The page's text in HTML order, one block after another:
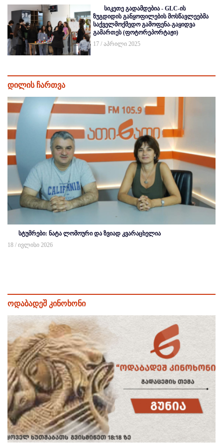
სიკეთე გადამდებია - GLC-ის
ზუგდიდის განყოფილების მოსწავლეებმა
საქველმოქმედო გამოფენა-გაყიდვა
გამართეს (ფოტორეპორტაჟი)
17 / აპრილი 2025
დილის ჩართვა
სტუმრები: ნატა ლომოური და ზვიად კვარაცხელია
18 / ივლისი 2026
ოდაბადეშ კინოხონი